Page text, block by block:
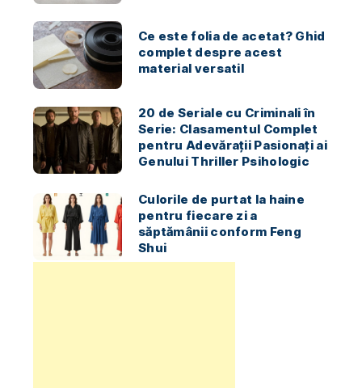
Ce este folia de acetat? Ghid
complet despre acest
material versatil
20 de Seriale cu Criminali în
Serie: Clasamentul Complet
pentru Adevărații Pasionați ai
Genului Thriller Psihologic
Culorile de purtat la haine
pentru fiecare zi a
săptămânii conform Feng
Shui